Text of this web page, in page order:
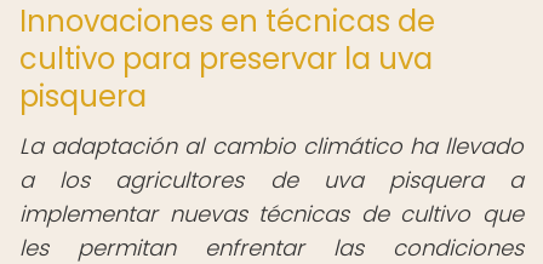
Innovaciones en técnicas de
cultivo para preservar la uva
pisquera
La adaptación al cambio climático ha llevado
a los agricultores de uva pisquera a
implementar nuevas técnicas de cultivo que
les permitan enfrentar las condiciones